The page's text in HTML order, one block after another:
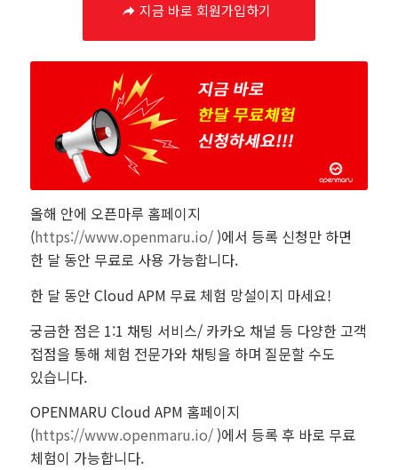
지금 바로 회원가입하기
올해 안에 오픈마루 홈페이지
(https://www.openmaru.io/)에서 등록 신청만 하면
한 달 동안 무료로 사용 가능합니다.
한 달 동안 Cloud APM 무료 체험 망설이지 마세요!
궁금한 점은 1:1 채팅 서비스/ 카카오 채널 등 다양한 고객
접점을 통해 체험 전문가와 채팅을 하며 질문할 수도
있습니다.
OPENMARU Cloud APM 홈페이지
(https://www.openmaru.io/)에서 등록 후 바로 무료
체험이 가능합니다.